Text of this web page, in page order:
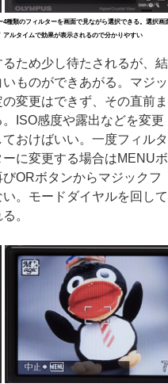
4種類のフィルターを画面で見ながら選択できる。選択画
アルタイムで効果が表示されるので分かりやすい
ため少し待たされるが、結
ものができあがる。マジッ
変更はできず、その直前ま
ISO感度や露出などを変更
おけばいい。一度フィルタ
に変更する場合はMENUボ
ORボタンからマジックフ
。モードダイヤルを回して
。